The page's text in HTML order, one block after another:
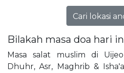
Cari lokasi
Bilakah masa doa hari
Masa salat muslim di
Dhuhr, Asr, Maghrib &